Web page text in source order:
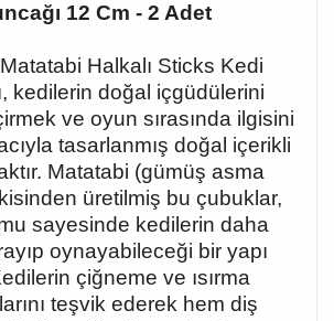
12 Cm - 2 Adet
Halkalı Sticks Kedi
kedilerin doğal içgüdülerini
ve oyun sırasında ilgisini
tasarlanmış doğal içerikli
Matatabi (gümüş asma
üretilmiş bu çubuklar,
sayesinde kedilerin daha
oynayabileceği bir yapı
çiğneme ve ısırma
teşvik ederek hem diş